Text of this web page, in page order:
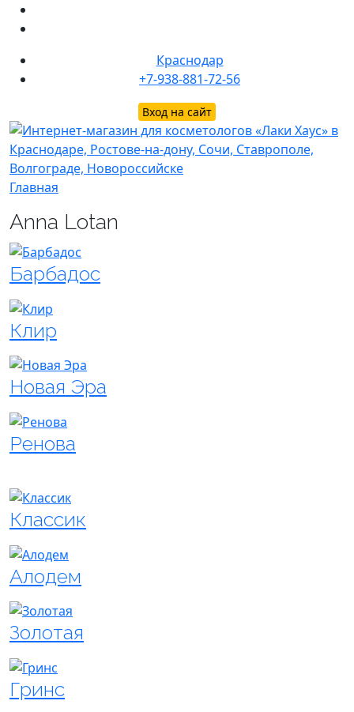
Краснодар
+7-938-881-72-56
Вход на сайт
Главная
Anna Lotan
Барбадос
Клир
Новая Эра
Ренова
Классик
Алодем
Золотая
Гринс